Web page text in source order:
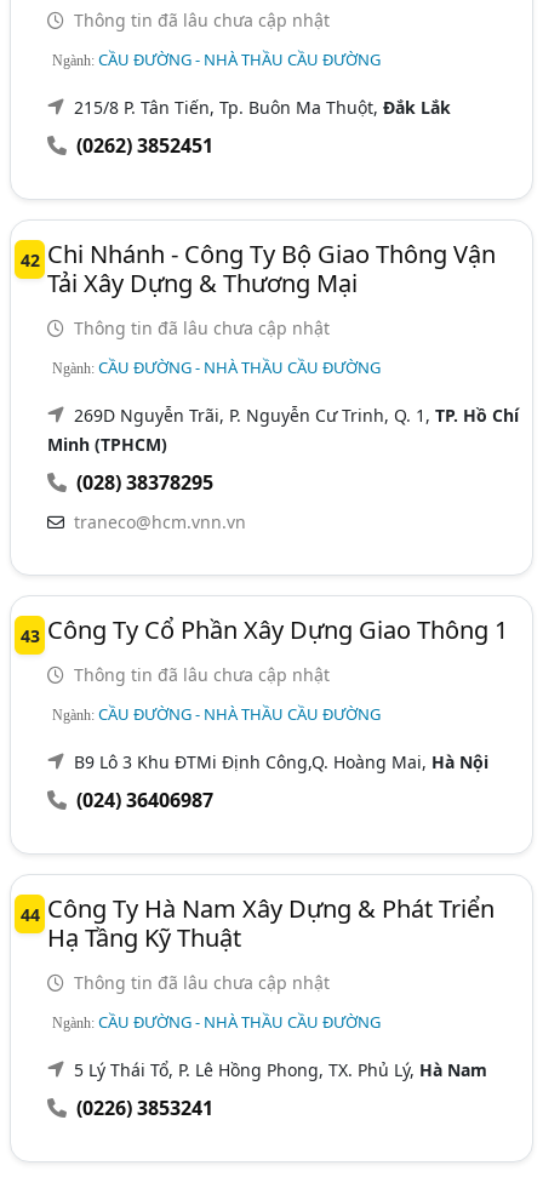
Thông tin đã lâu chưa cập nhật
Ngành:CẦU ĐƯỜNG - NHÀ THẦU CẦU ĐƯỜNG
215/8 P. Tân Tiến, Tp. Buôn Ma Thuột,Đắk Lắk
(0262) 3852451
42 Chi Nhánh - Công Ty Bộ Giao Thông Vận
Tải Xây Dựng & Thương Mại
Thông tin đã lâu chưa cập nhật
Ngành:CẦU ĐƯỜNG - NHÀ THẦU CẦU ĐƯỜNG
269D Nguyễn Trãi, P. Nguyễn Cư Trinh, Q. 1,TP. Hồ Chí
Minh (TPHCM)
(028) 38378295
traneco@hcm.vnn.vn
43 Công Ty Cổ Phần Xây Dựng Giao Thông 1
Thông tin đã lâu chưa cập nhật
Ngành:CẦU ĐƯỜNG - NHÀ THẦU CẦU ĐƯỜNG
B9 Lô 3 Khu ĐTMi Định Công,Q. Hoàng Mai, Hà Nội
(024) 36406987
44 Công Ty Hà Nam Xây Dựng & Phát Triển
Hạ Tầng Kỹ Thuật
Thông tin đã lâu chưa cập nhật
Ngành:CẦU ĐƯỜNG - NHÀ THẦU CẦU ĐƯỜNG
5 Lý Thái Tổ, P. Lê Hồng Phong, TX. Phủ Lý, Hà Nam
(0226) 3853241